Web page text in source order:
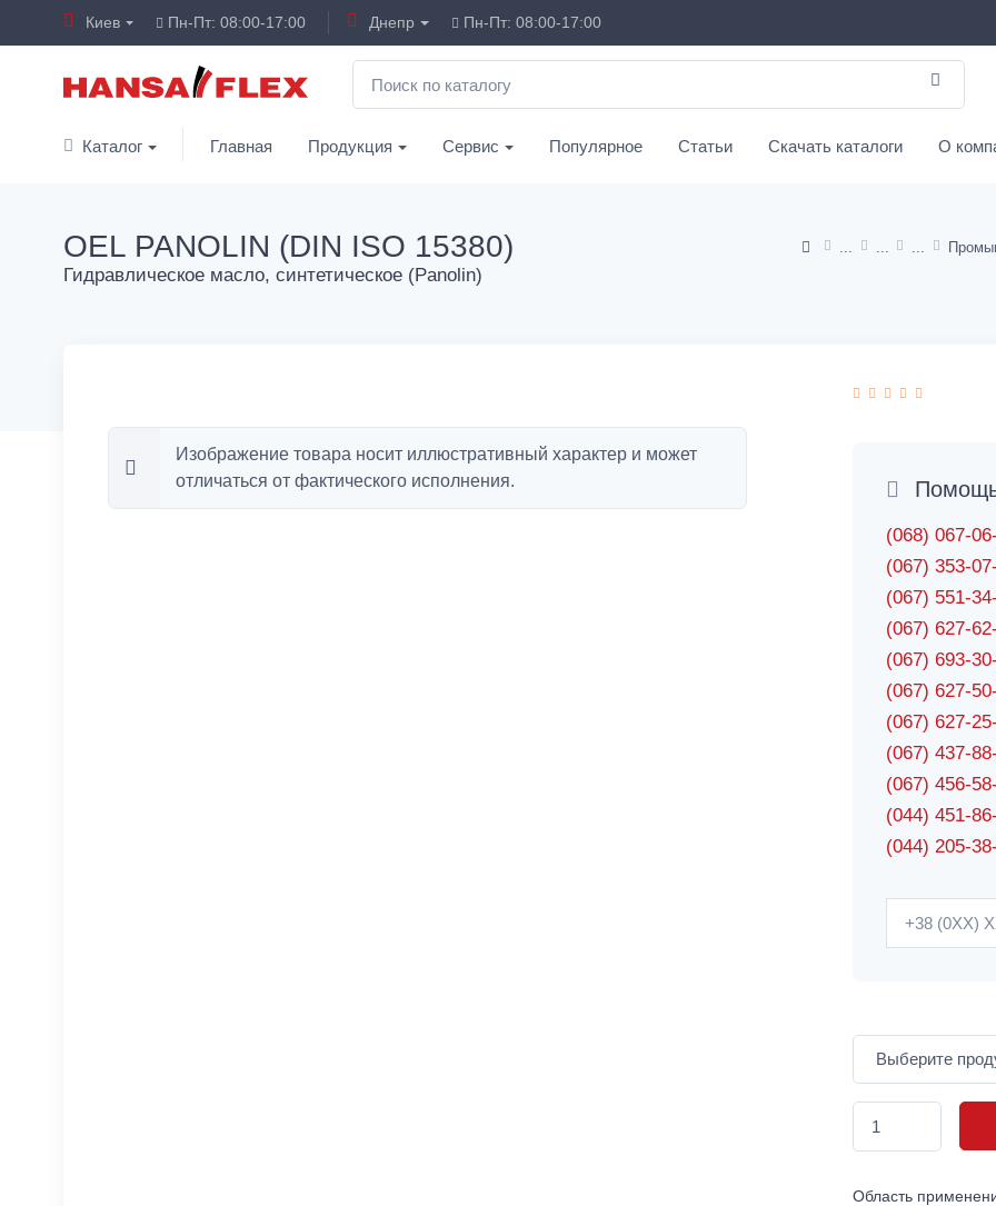
Киев Пн-Пт: 08:00-17:00 Днепр Пн-Пт: 08:00-17:00
Каталог Главная Продукция Сервис Популярное Статьи Скачать каталоги О
OEL PANOLIN (DIN ISO 15380)
Гидравлическое масло, синтетическое (Panolin)
Изображение товара носит иллюстративный характер и может
отличаться от фактического исполнения.
(068) 067-
(067) 353-
(067) 551-
(067) 627-
(067) 693-
(067) 627-
(067) 627-
(067) 437-
(067) 456-
(044) 451-
(044) 205-
Область